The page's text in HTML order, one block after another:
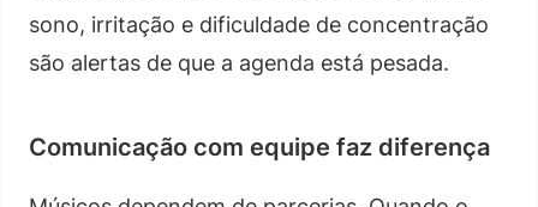
sono, irritação e dificuldade de concentração
são alertas de que a agenda está pesada.
Comunicação com equipe faz diferença